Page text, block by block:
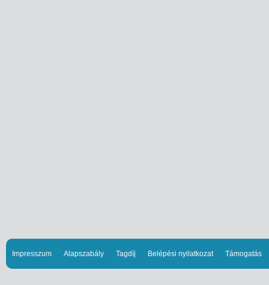
Impresszum Alapszabály Tagdíj Belépési nyilatkozat Támogatás